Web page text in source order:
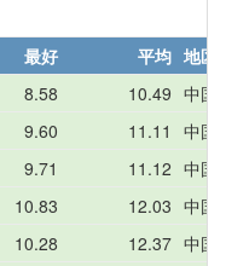
最好 平均 地区
8.58 10.49 中国
9.60 11.11
中国
9.71 11.12 中国
10.83 12.03 中国
10.28 12.37 中国